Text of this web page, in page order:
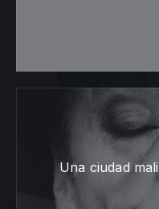
Una ciudad